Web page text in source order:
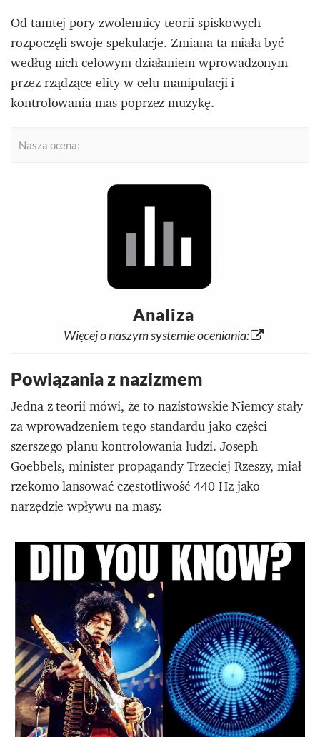
Od tamtej pory zwolennicy teorii spiskowych
rozpoczęli swoje spekulacje. Zmiana ta miała być
według nich celowym działaniem wprowadzonym
przez rządzące elity w celu manipulacji i
kontrolowania mas poprzez muzykę.
Nasza ocena:
Analiza
Więcej o naszym systemie oceniania:
Powiązania z nazizmem
Jedna z teorii mówi, że to nazistowskie Niemcy stały
za wprowadzeniem tego standardu jako części
szerszego planu kontrolowania ludzi. Joseph
Goebbels, minister propagandy Trzeciej Rzeszy, miał
rzekomo lansować częstotliwość 440 Hz jako
narzędzie wpływu na masy.